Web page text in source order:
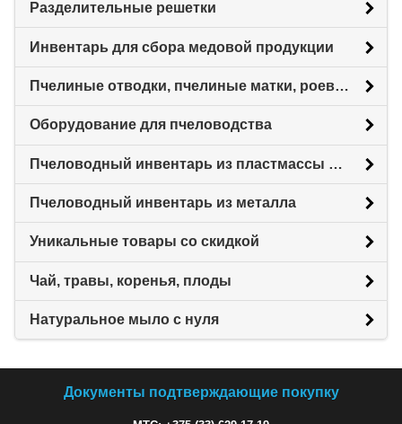
Разделительные решетки
Инвентарь для сбора медовой продукции
Пчелиные отводки, пчелиные матки, роевни
Оборудование для пчеловодства
Пчеловодный инвентарь из пластмассы для пасеки
Пчеловодный инвентарь из металла
Уникальные товары со скидкой
Чай, травы, коренья, плоды
Натуральное мыло с нуля
Документы подтверждающие покупку